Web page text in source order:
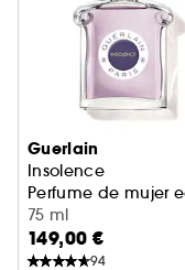
Guerlain
Insolence
Perfume de mujer
75 ml
149,00 €
94